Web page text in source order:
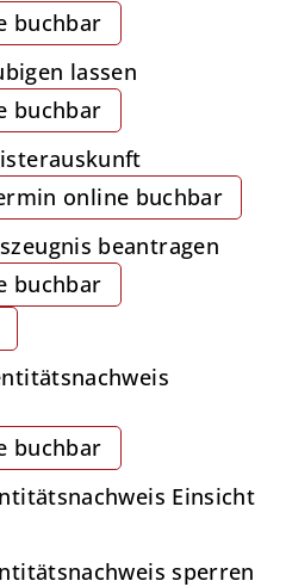
buchbar
lassen
buchbar
online buchbar
beantragen
buchbar
buchbar
Einsicht
sperren